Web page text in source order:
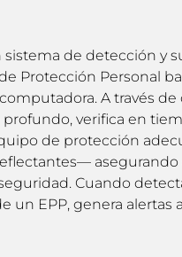
sistema de detección y
Protección Personal
A través
verifica en
de protección
Cuando
un EPP, genera alertas